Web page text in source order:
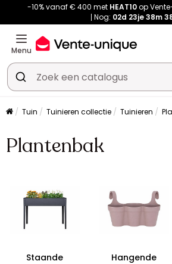
-10% vanaf € 400 met HEAT10op
Nog: 02d 23je38m
Menu
Tuin Tuinieren collectie Tuinieren
Plantenbak
Staande
Hangende